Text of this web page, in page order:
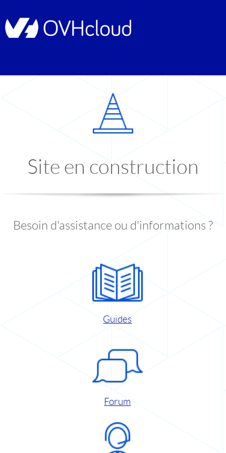
Site en construction
Besoin d'assistance ou d'informations ?
Guides
Forum